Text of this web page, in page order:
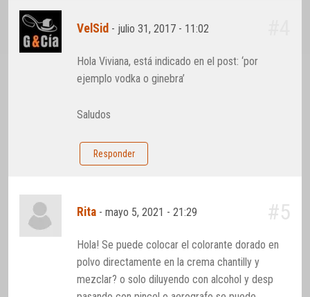
VelSid - julio 31, 2017 - 11:02
Hola Viviana, está indicado en el post: ‘por
ejemplo vodka o ginebra’
Saludos
Responder
Rita -mayo 5, 2021 - 21:29 #5
Hola! Se puede colocar el colorante dorado en
polvo directamente en la crema chantilly y
mezclar? o solo diluyendo con alcohol y desp